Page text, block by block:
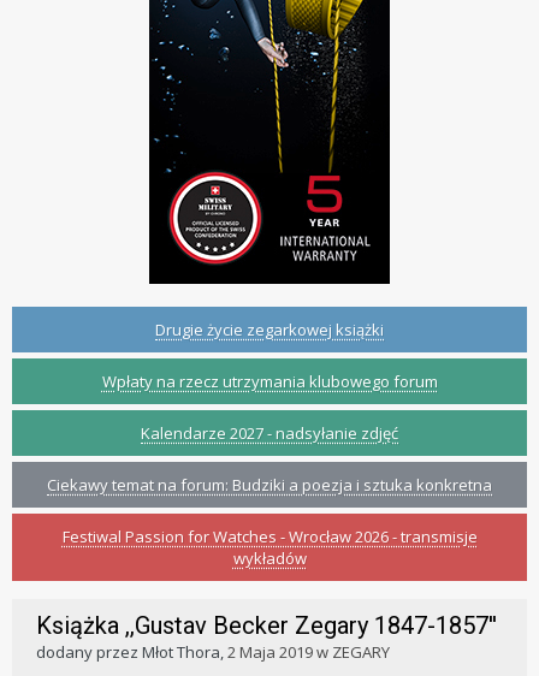
Drugie życie zegarkowej książki
Wpłaty na rzecz utrzymania klubowego forum
Kalendarze 2027 - nadsyłanie zdjęć
Ciekawy temat na forum: Budziki a poezja i sztuka konkretna
Festiwal Passion for Watches - Wrocław 2026 - transmisje
wykładów
Książka ,,Gustav Becker Zegary 1847-1857''
dodany przez Młot Thora,2 Maja 2019w ZEGARY